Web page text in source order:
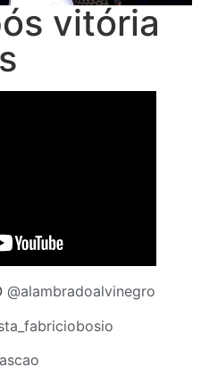
vitória
@alambradoalvinegro